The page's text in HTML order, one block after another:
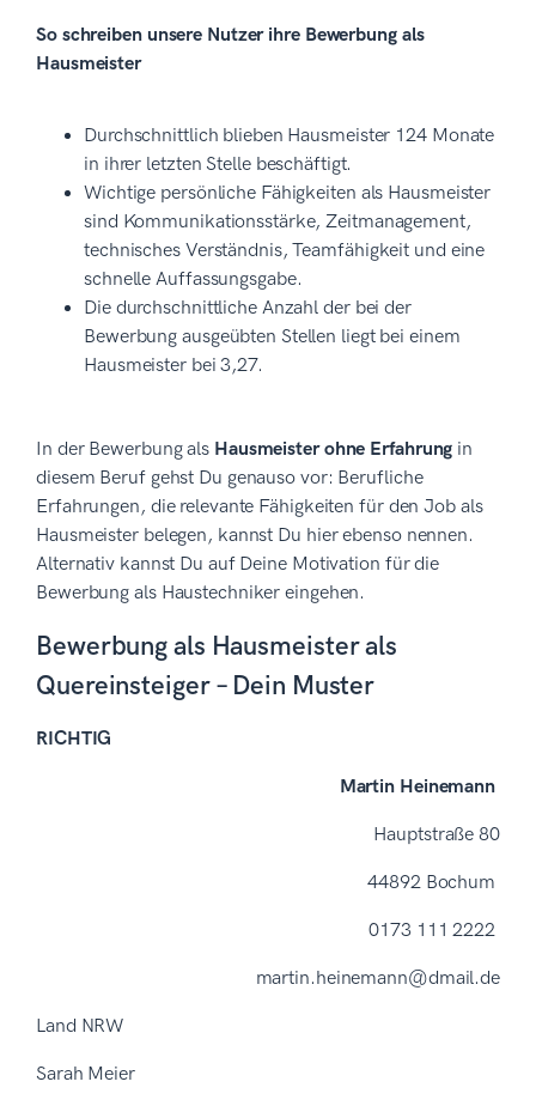
So schreiben unsere Nutzer ihre Bewerbung als
Hausmeister
Durchschnittlich blieben Hausmeister 124 Monate
in ihrer letzten Stelle beschäftigt.
Wichtige persönliche Fähigkeiten als Hausmeister
sind Kommunikationsstärke, Zeitmanagement,
technisches Verständnis, Teamfähigkeit und eine
schnelle Auffassungsgabe.
Die durchschnittliche Anzahl der bei der
Bewerbung ausgeübten Stellen liegt bei einem
Hausmeister bei 3,27.
In der Bewerbung als Hausmeister ohne Erfahrung in
diesem Beruf gehst Du genauso vor: Berufliche
Erfahrungen, die relevante Fähigkeiten für den Job als
Hausmeister belegen, kannst Du hier ebenso nennen.
Alternativ kannst Du auf Deine Motivation für die
Bewerbung als Haustechniker eingehen.
Bewerbung als Hausmeister als
Quereinsteiger – Dein Muster
RICHTIG
Martin Heinemann
Hauptstraße 80
44892 Bochum
0173 111 2222
martin.heinemann@dmail.de
Land NRW
Sarah Meier